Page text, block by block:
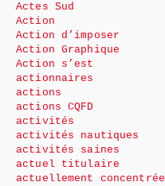
Actes Sud
Action
Action d’imposer
Action Graphique
Action s’est
actionnaires
actions
actions CQFD
activités
activités nautiques
activités saines
actuel titulaire
actuellement concentrée